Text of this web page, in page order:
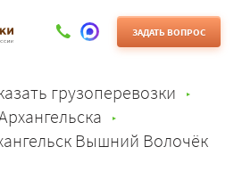
ЗАДАТЬ ВОПРОС
грузоперевозки
Вышний Волочёк